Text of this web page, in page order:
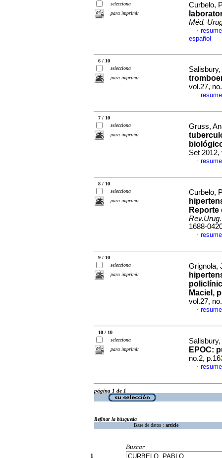
selecciona
para imprimir
Curbelo,
Méd.
·
español
6 / 10
selecciona
para imprimir
vol.27,
·
7 / 10
selecciona
para imprimir
Gruss,
Set 2012,
·
8 / 10
selecciona
para imprimir
Curbelo,
1688-
·
9 / 10
selecciona
para imprimir
Grignola,
Maciel,
vol.27,
·
10 / 10
selecciona
para imprimir
EPOC:
no.2,
·
página 1 de 1
Refinar la búsqueda
Base de datos : article
Buscar
1